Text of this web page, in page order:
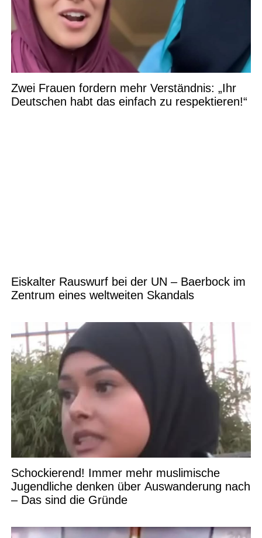
Zwei Frauen fordern mehr Verständnis: „Ihr
Deutschen habt das einfach zu respektieren!“
Eiskalter Rauswurf bei der UN – Baerbock im
Zentrum eines weltweiten Skandals
Schockierend! Immer mehr muslimische
Jugendliche denken über Auswanderung nach
– Das sind die Gründe